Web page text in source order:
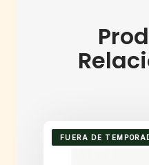
FUERA DE